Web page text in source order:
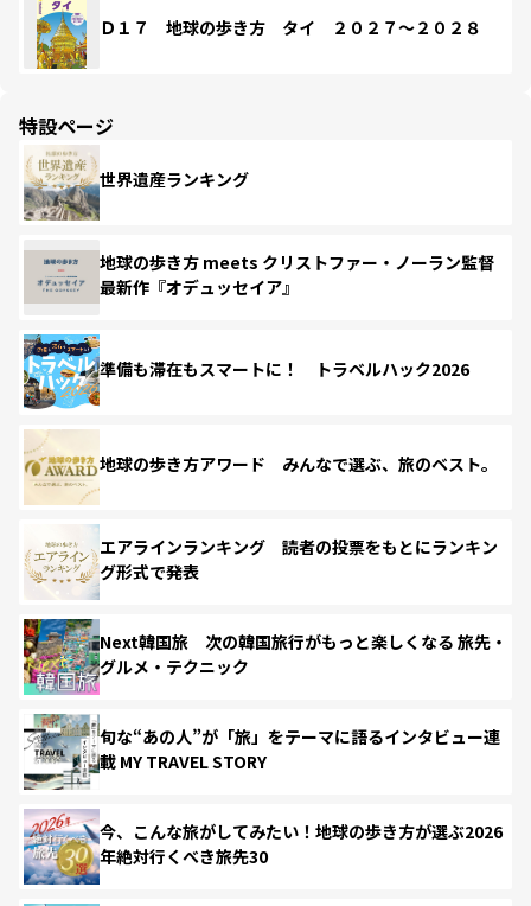
Ｄ１７ 地球の歩き方 タイ ２０２７～２０２８
特設ページ
世界遺産ランキング
地球の歩き方 meets クリストファー・ノーラン監督
最新作『オデュッセイア』
準備も滞在もスマートに！ トラベルハック2026
地球の歩き方アワード みんなで選ぶ、旅のベスト。
エアラインランキング 読者の投票をもとにランキン
グ形式で発表
Next韓国旅 次の韓国旅行がもっと楽しくなる 旅先・
グルメ・テクニック
旬な“あの人”が「旅」をテーマに語るインタビュー連
載 MY TRAVEL STORY
今、こんな旅がしてみたい！地球の歩き方が選ぶ2026
年絶対行くべき旅先30